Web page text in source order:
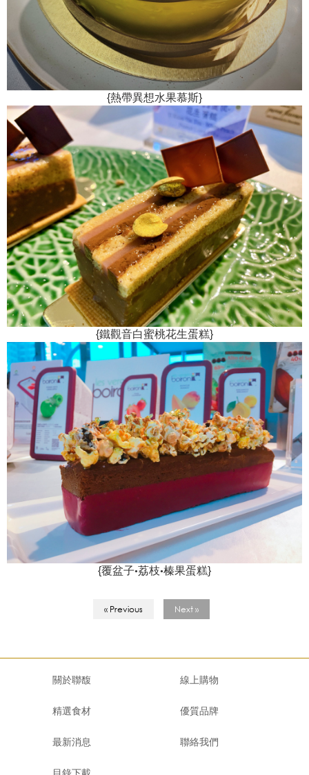
{熱帶異想水果慕斯}
{鐵觀音白蜜桃花生蛋糕}
{覆盆子•荔枝•榛果蛋糕}
« Previous Next »
關於聯馥 線上購物
精選食材 優質品牌
最新消息 聯絡我們